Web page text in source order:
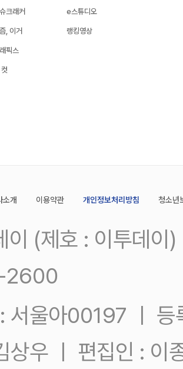
크래커
, 이거
픽스
e스튜디오
랭킹영상
소개 이용약관 개인정보처리방침 청소년
이 (제호 : 이투데
2600
서울아00197 ㅣ
상우 ㅣ 편집인 : 이